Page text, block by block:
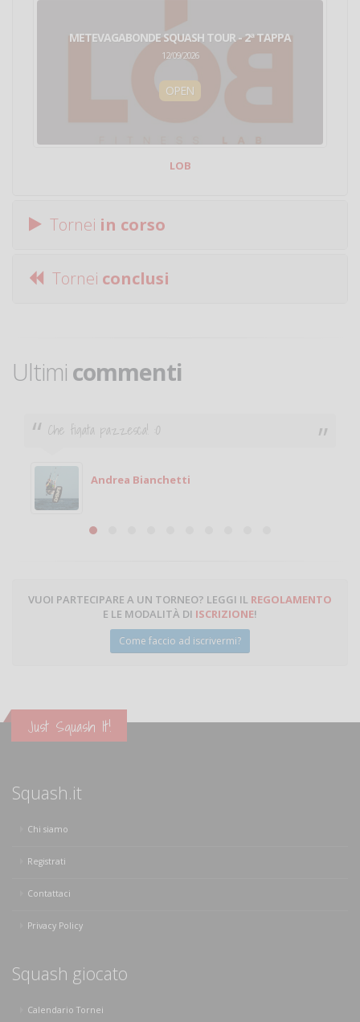
METEVAGABONDE SQUASH TOUR - 2ª TAPPA
12/09/2026
OPEN
LOB
Tornei in corso
Tornei conclusi
Ultimi commenti
Ciao. Sono a Treviglio da poco e vorrei tornare a
giocare. Se sei in zona e puoi giocare fammi sapere.
Michele
Michele Miglionico
VUOI PARTECIPARE A UN TORNEO? LEGGI IL REGOLAMENTO
E LE MODALITÀ DI ISCRIZIONE!
Come faccio ad iscrivermi?
Just Squash It!
Squash.it
Chi siamo
Registrati
Contattaci
Privacy Policy
Squash giocato
Calendario Tornei